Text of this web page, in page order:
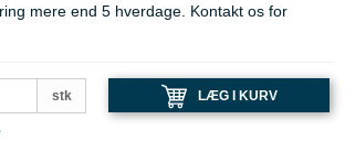
mere end 5 hverdage. Kontakt os for
stk LÆG I KURV